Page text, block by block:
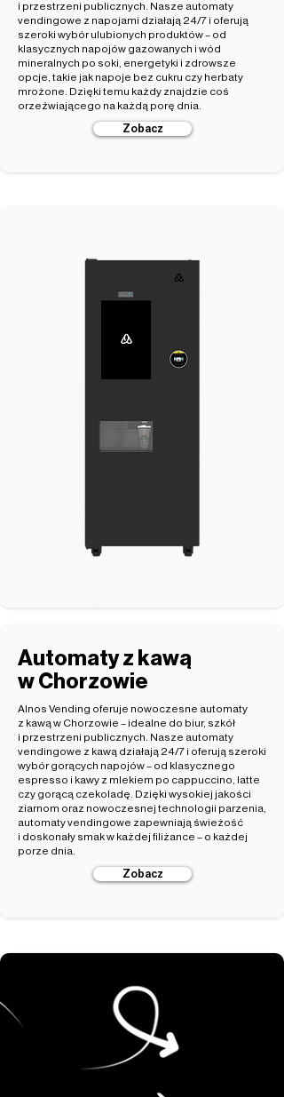
i przestrzeni publicznych. Nasze automaty
vendingowe z napojami działają 24/7 i oferują
szeroki wybór ulubionych produktów – od
klasycznych napojów gazowanych i wód
mineralnych po soki, energetyki i zdrowsze
opcje, takie jak napoje bez cukru czy herbaty
mrożone. Dzięki temu każdy znajdzie coś
orzeźwiającego na każdą porę dnia.
Zobacz
Automaty z kawą
w Chorzowie
Alnos Vending oferuje nowoczesne automaty
z kawą w Chorzowie – idealne do biur, szkół
i przestrzeni publicznych. Nasze automaty
vendingowe z kawą działają 24/7 i oferują szeroki
wybór gorących napojów – od klasycznego
espresso i kawy z mlekiem po cappuccino, latte
czy gorącą czekoladę. Dzięki wysokiej jakości
ziarnom oraz nowoczesnej technologii parzenia,
automaty vendingowe zapewniają świeżość
i doskonały smak w każdej filiżance – o każdej
porze dnia.
Zobacz